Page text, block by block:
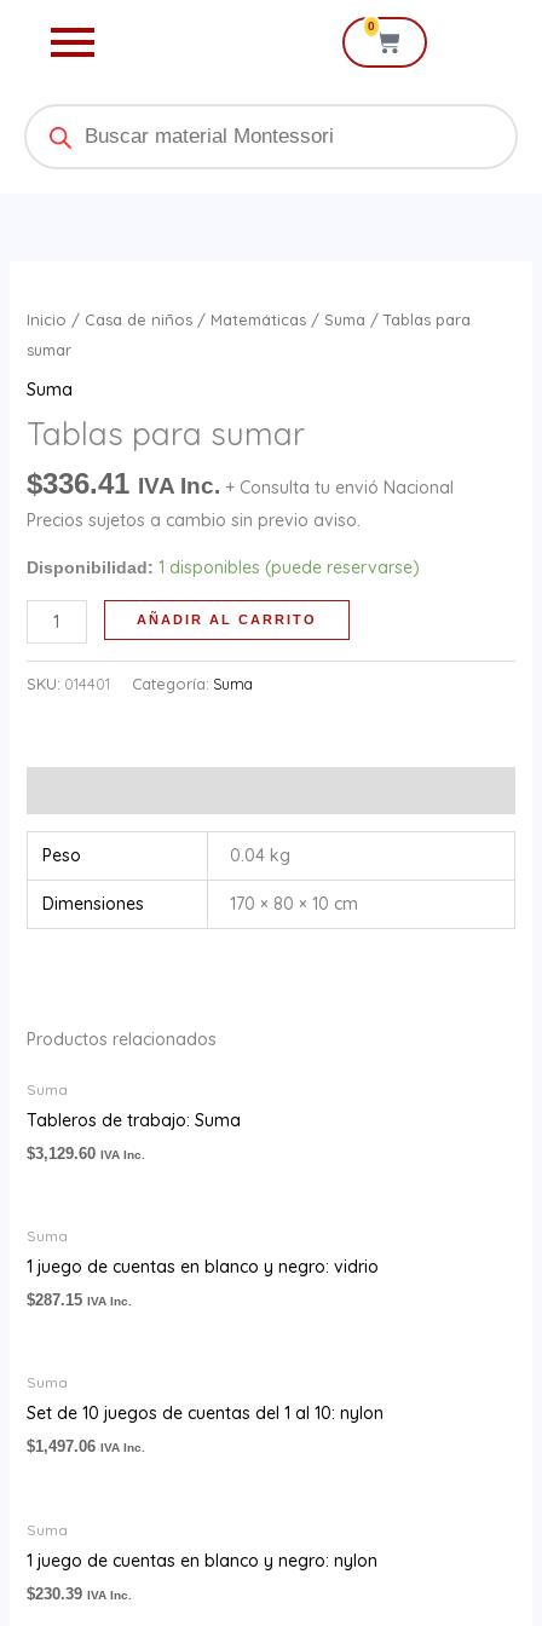
0
Cart
Products
search
Inicio / Casa de niños/ Matemáticas/ Suma / Tablas para
sumar
Suma
Tablas para sumar
$336.41 IVA Inc. + Consulta tu envió Nacional
Precios sujetos a cambio sin previo aviso.
Disponibilidad: 1 disponibles (puede reservarse)
para
sumar
AÑADIR AL CARRITO
SKU: 014401 Categoría: Suma
Peso 0.04 kg
Dimensiones 170 × 80 × 10 cm
Productos relacionados
Suma
Tableros de trabajo: Suma
$3,129.60 IVA Inc.
Suma
1 juego de cuentas en blanco y negro: vidrio
$287.15 IVA Inc.
Suma
Set de 10 juegos de cuentas del 1 al 10: nylon
$1,497.06 IVA Inc.
Suma
1 juego de cuentas en blanco y negro: nylon
$230.39 IVA Inc.